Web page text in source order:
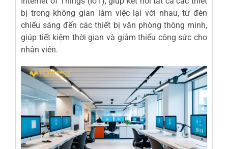
bị trong không gian làm việc lại với nhau, từ đèn
chiếu sáng đến các thiết bị văn phòng thông minh,
giúp tiết kiệm thời gian và giảm thiểu công sức cho
nhân viên.